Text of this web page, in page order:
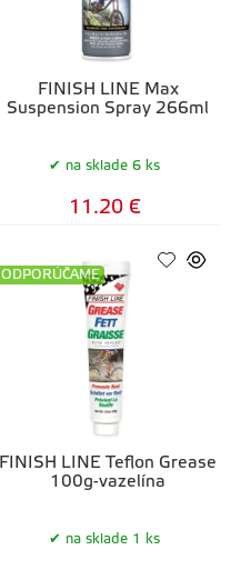
FINISH LINE Max
Suspension Spray 266ml
na sklade 6 ks
11.20 €
FINISH LINE Teflon Grease
100g-vazelína
ODPORÚČAME
na sklade 1 ks